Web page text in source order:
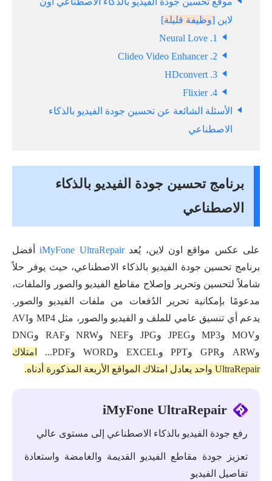
لاين [وظيفة قليلة]
1. Neural Love
2. Clideo Video Enhancer
3. HDconvert
4. Flixier
الأسئلة الشائعة عن تحسين جودة الفيديو بالذكاء
الاصطناعي
برنامج تحسين جودة الفيديو بالذكاء
الاصطناعي
على عكس مواقع اون لاين، يُعدiMyFone UltraRepairأفضل
برنامج تحسين جودة الفيديو بالذكاء الاصطناعي، حيث يوفر حلاً
شاملاً لتحسين وتحرير وإصلاح مقاطع الفيديو والصور والملفات،
مدعومًا بإمكانية تحرير الدُفعات من ملفات الفيديو والصور.
يدعم أي تنسيق عامي للملف و الفيديو والصور، مثل MP4 وAVI
وMOV وMP3 وJPEG وJPG وNEF وNRW وRAF وDNG
وARW وGPR وPPT وEXCEL وWORD وPDF...
امتلاك
UltraRepair واحد يعادل امتلاك المواقع الأربعة المذكورة أدناه.
iMyFone UltraRepair
رفع جودة الفيديو بالذكاء الاصطناعي إلى مستوى عالي
تعزيز جودة مقاطع الفيديو القديمة والغامضة واستعادة
تفاصيل الفيديو